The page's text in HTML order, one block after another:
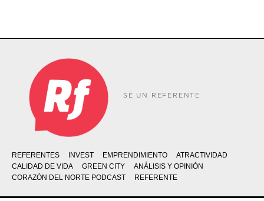
SÉ UN REFERENTE
REFERENTES INVEST EMPRENDIMIENTO
ATRACTIVIDAD
CALIDAD DE VIDA
GREEN CITY
ANÁLISIS Y OPINIÓN
CORAZÓN DEL NORTE PODCAST
REFERENTE